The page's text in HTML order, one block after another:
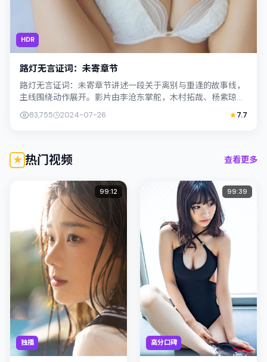
HDR
路灯无言证词：未寄章节
路灯无言证词：未寄章节讲述一段关于离别与重逢的故事线，
主线围绕动作展开。影片由李沧东掌舵，木村拓哉、杨紫琼联
合出演；外景与韩国（釜山）的城市纹理...
83,755 2024-07-26 7.7
热门视频 查看更多
独播
99:12
高分口碑
99:39